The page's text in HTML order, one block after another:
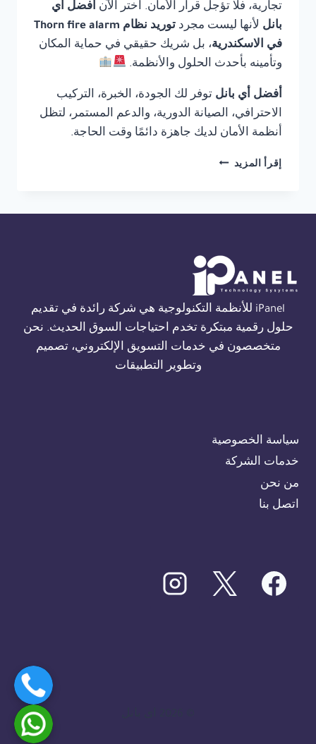
تجارية، فلا تؤجل قرار الأمان. اختر الآن أفضل أي
بانل لأنها ليست مجرد
توريد نظام Thorn fire alarm
في الاسكندرية، بل شريك حقيقي في حماية المكان
وتأمينه بأحدث الحلول والأنظمة.
أفضل أي بانل توفر لك الجودة، الخبرة، التركيب
الاحترافي، الصيانة الدورية، والدعم المستمر، لتظل
أنظمة الأمان لديك جاهزة دائمًا وقت الحاجة.
إقرأ المزيد توريد
01554305486
iPanel للأنظمة التكنولوجية هي شركة رائدة في تقديم
حلول رقمية مبتكرة تخدم احتياجات السوق الحديث. نحن
متخصصون في خدمات التسويق الإلكتروني، تصميم
وتطوير التطبيقات
سياسة الخصوصية
خدمات الشركة
من نحن
اتصل بنا